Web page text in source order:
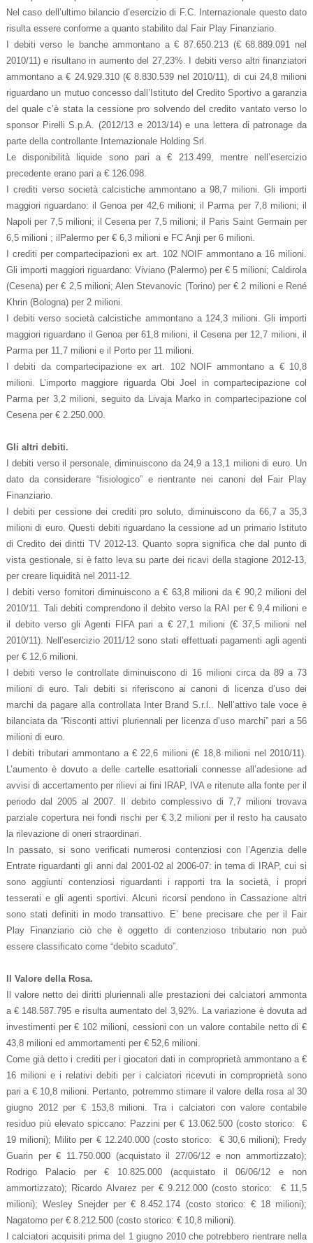
Nel caso dell’ultimo bilancio d’esercizio di F.C. Internazionale questo dato
risulta essere conforme a quanto stabilito dal Fair Play Finanziario.
I debiti verso le banche ammontano a € 87.650.213 (€ 68.889.091 nel
2010/11) e risultano in aumento del 27,23%. I debiti verso altri finanziatori
ammontano a € 24.929.310 (€ 8.830.539 nel 2010/11), di cui 24,8 milioni
riguardano un mutuo concesso dall’Istituto del Credito Sportivo a garanzia
del quale c’è stata la cessione pro solvendo del credito vantato verso lo
sponsor Pirelli S.p.A. (2012/13 e 2013/14) e una lettera di patronage da
parte della controllante Internazionale Holding Srl.
Le disponibilità liquide sono pari a € 213.499, mentre nell’esercizio
precedente erano pari a € 126.098.
I crediti verso società calcistiche ammontano a 98,7 milioni. Gli importi
maggiori riguardano: il Genoa per 42,6 milioni; il Parma per 7,8 milioni; il
Napoli per 7,5 milioni; il Cesena per 7,5 milioni; il Paris Saint Germain per
6,5 milioni ; ilPalermo per € 6,3 milioni e FC Anji per 6 milioni.
I crediti per compartecipazioni ex art. 102 NOIF ammontano a 16 milioni.
Gli importi maggiori riguardano: Viviano (Palermo) per € 5 milioni; Caldirola
(Cesena) per € 2,5 milioni; Alen Stevanovic (Torino) per € 2 milioni e René
Khrin (Bologna) per 2 milioni.
I debiti verso società calcistiche ammontano a 124,3 milioni. Gli importi
maggiori riguardano il Genoa per 61,8 milioni, il Cesena per 12,7 milioni, il
Parma per 11,7 milioni e il Porto per 11 milioni.
I debiti da compartecipazione ex art. 102 NOIF ammontano a € 10,8
milioni. L’importo maggiore riguarda Obi Joel in compartecipazione col
Parma per 3,2 milioni, seguito da Livaja Marko in compartecipazione col
Cesena per € 2.250.000.
Gli altri debiti.
I debiti verso il personale, diminuiscono da 24,9 a 13,1 milioni di euro. Un
dato da considerare “fisiologico” e rientrante nei canoni del Fair Play
Finanziario.
I debiti per cessione dei crediti pro soluto, diminuiscono da 66,7 a 35,3
milioni di euro. Questi debiti riguardano la cessione ad un primario Istituto
di Credito dei diritti TV 2012-13. Quanto sopra significa che dal punto di
vista gestionale, si è fatto leva su parte dei ricavi della stagione 2012-13,
per creare liquidità nel 2011-12.
I debiti verso fornitori diminuiscono a € 63,8 milioni da € 90,2 milioni del
2010/11. Tali debiti comprendono il debito verso la RAI per € 9,4 milioni e
il debito verso gli Agenti FIFA pari a € 27,1 milioni (€ 37,5 milioni nel
2010/11). Nell’esercizio 2011/12 sono stati effettuati pagamenti agli agenti
per € 12,6 milioni.
I debiti verso le controllate diminuiscono di 16 milioni circa da 89 a 73
milioni di euro. Tali debiti si riferiscono ai canoni di licenza d’uso dei
marchi da pagare alla controllata Inter Brand S.r.l.. Nell’attivo tale voce è
bilanciata da “Risconti attivi pluriennali per licenza d’uso marchi” pari a 56
milioni di euro.
I debiti tributari ammontano a € 22,6 milioni (€ 18,8 milioni nel 2010/11).
L’aumento è dovuto a delle cartelle esattoriali connesse all’adesione ad
avvisi di accertamento per rilievi ai fini IRAP, IVA e ritenute alla fonte per il
periodo dal 2005 al 2007. Il debito complessivo di 7,7 milioni trovava
parziale copertura nei fondi rischi per € 3,2 milioni per il resto ha causato
la rilevazione di oneri straordinari.
In passato, si sono verificati numerosi contenziosi con l’Agenzia delle
Entrate riguardanti gli anni dal 2001-02 al 2006-07: in tema di IRAP, cui si
sono aggiunti contenziosi riguardanti i rapporti tra la società, i propri
tesserati e gli agenti sportivi. Alcuni ricorsi pendono in Cassazione altri
sono stati definiti in modo transattivo. E’ bene precisare che per il Fair
Play Finanziario ciò che è oggetto di contenzioso tributario non può
essere classificato come “debito scaduto”.
Il Valore della Rosa.
Il valore netto dei diritti pluriennali alle prestazioni dei calciatori ammonta
a € 148.587.795 e risulta aumentato del 3,92%. La variazione è dovuta ad
investimenti per € 102 milioni, cessioni con un valore contabile netto di €
43,8 milioni ed ammortamenti per € 52,6 milioni.
Come già detto i crediti per i giocatori dati in comproprietà ammontano a €
16 milioni e i relativi debiti per i calciatori ricevuti in comproprietà sono
pari a € 10,8 milioni. Pertanto, potremmo stimare il valore della rosa al 30
giugno 2012 per € 153,8 milioni. Tra i calciatori con valore contabile
residuo più elevato spiccano: Pazzini per € 13.062.500 (costo storico: €
19 milioni); Milito per € 12.240.000 (costo storico: € 30,6 milioni); Fredy
Guarin per € 11.750.000 (acquistato il 27/06/12 e non ammortizzato);
Rodrigo Palacio per € 10.825.000 (acquistato il 06/06/12 e non
ammortizzato); Ricardo Alvarez per € 9.212.000 (costo storico: € 11,5
milioni); Wesley Snejder per € 8.452.174 (costo storico: € 18 milioni);
Nagatomo per € 8.212.500 (costo storico: € 10,8 milioni).
I calciatori acquisiti prima del 1 giugno 2010 che potrebbero rientrare nella